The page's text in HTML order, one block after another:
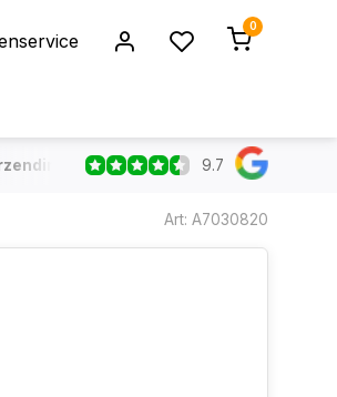
0
vanaf €75 (NL & BE) Voor
9.7
Art: A7030820